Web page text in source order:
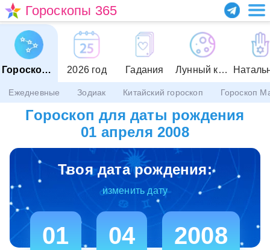
Гороскопы 365
Гороскопы 2026 год Гадания Лунный календарь
Ежедневные Зодиак Китайский гороскоп Гороскоп
Гороскоп для даты рождения
01 апреля 2008
Твоя дата рождения:
изменить дату
01 04 2008